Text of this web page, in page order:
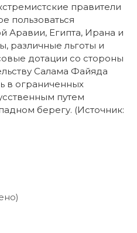
правители
пользоваться
Аравии, Египта, Ирана и
различные льготы и
дотации со стороны
Салама Файяда
в ограниченных
путем
берегу. (Источник: